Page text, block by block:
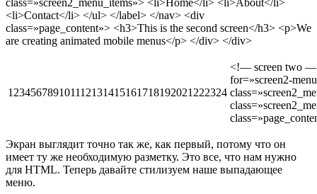
class=»screen2_menu_items»> <li>Home</li> <li>About</li>
<li>Contact</li> </ul> </label> </nav> <div
class=»page_content»> <h3>This is the second screen</h3> <p>We
are creating animated mobile menus</p> </div> </div>
123456789101112131415161718192021222324
<!— screen two
for=»screen2-
Экран выглядит точно так же, как первый, потому что он
имеет ту же необходимую разметку. Это все, что нам нужно
для HTML. Теперь давайте стилизуем наше выпадающее
меню.